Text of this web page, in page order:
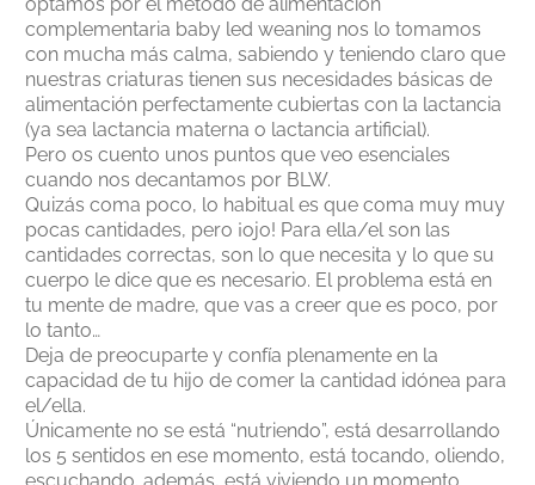
optamos por el método de alimentación
complementaria baby led weaning nos lo tomamos
con mucha más calma, sabiendo y teniendo claro que
nuestras criaturas tienen sus necesidades básicas de
alimentación perfectamente cubiertas con la lactancia
(ya sea lactancia materna o lactancia artificial).
Pero os cuento unos puntos que veo esenciales
cuando nos decantamos por BLW.⁣
Quizás coma poco, lo habitual es que coma muy muy
pocas cantidades, pero ¡ojo! Para ella/el son las
cantidades correctas, son lo que necesita y lo que su
cuerpo le dice que es necesario. El problema está en
tu mente de madre, que vas a creer que es poco, por
lo tanto…
Deja de preocuparte y confía plenamente en la
capacidad de tu hijo de comer la cantidad idónea para
el/ella.
Únicamente no se está “nutriendo”, está desarrollando
los 5 sentidos en ese momento, está tocando, oliendo,